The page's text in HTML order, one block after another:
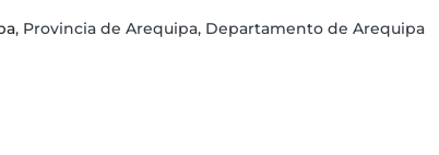
, Provincia de Arequipa, Departamento de Arequipa